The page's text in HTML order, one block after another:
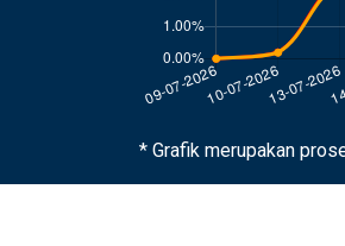
* Grafik merupakan